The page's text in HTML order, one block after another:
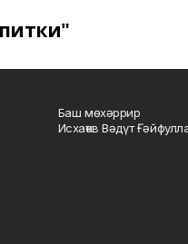
Баш мөхәррир
Исхаҡов Вәдүт